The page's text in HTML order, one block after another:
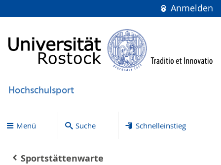
Anmelden
Hochschulsport
Menü Suche Schnelleinstieg
Sportstättenwarte